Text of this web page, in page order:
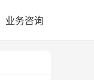
业务咨询